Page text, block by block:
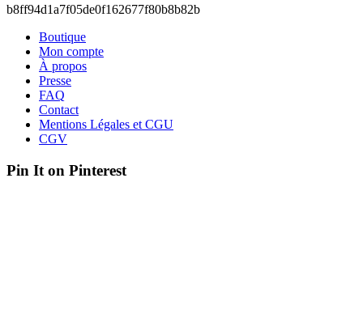
b8ff94d1a7f05de0f162677f80b8b82b
Boutique
Mon compte
À propos
Presse
FAQ
Contact
Mentions Légales et CGU
CGV
Pin It on Pinterest